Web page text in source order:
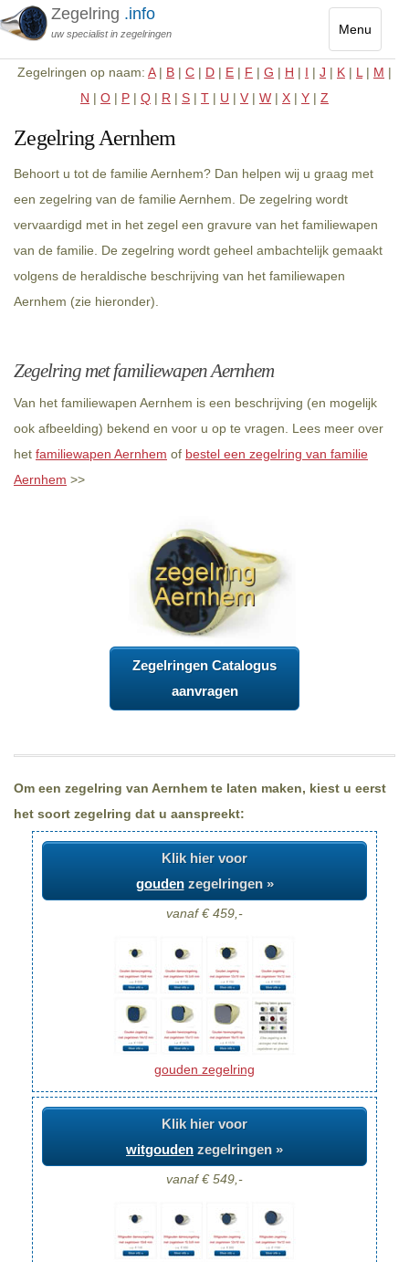
Menu
Toggle
Zegelring .info
uw specialist in zegelringen
Zegelringen op naam: A| B | C | D | E | F | G | H | I | J | K | L | M |
N | O | P | Q | R | S | T | U | V | W | X | Y | Z
Zegelring Aernhem
Behoort u tot de familie Aernhem? Dan helpen wij u graag met
een zegelring van de familie Aernhem. De zegelring wordt
vervaardigd met in het zegel een gravure van het familiewapen
van de familie. De zegelring wordt geheel ambachtelijk gemaakt
volgens de heraldische beschrijving van het familiewapen
Aernhem (zie hieronder).
Zegelring met familiewapen Aernhem
Van het familiewapen Aernhem is een beschrijving (en mogelijk
ook afbeelding) bekend en voor u op te vragen. Lees meer over
het familiewapen Aernhem of bestel een zegelring van familie
Aernhem >>
Zegelringen Catalogus
aanvragen
Om een zegelring van Aernhem te laten maken, kiest u eerst
het soort zegelring dat u aanspreekt:
Klik hier voor
goudenzegelringen »
vanaf € 459,-
gouden zegelring
Klik hier voor
witgouden zegelringen »
vanaf € 549,-